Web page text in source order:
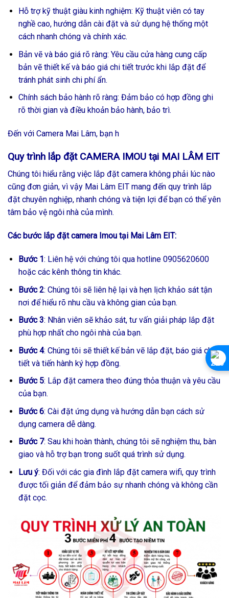
Hỗ trợ kỹ thuật giàu kinh nghiệm: Kỹ thuật viên có tay
nghề cao, hướng dẫn cài đặt và sử dụng hệ thống một
cách nhanh chóng và chính xác.
Bản vẽ và báo giá rõ ràng: Yêu cầu cửa hàng cung cấp
bản vẽ thiết kế và báo giá chi tiết trước khi lắp đặt để
tránh phát sinh chi phí ẩn.
Chính sách bảo hành rõ ràng: Đảm bảo có hợp đồng ghi
rõ thời gian và điều khoản bảo hành, bảo trì.
Đến với Camera Mai Lâm, bạn h
Quy trình lắp đặt CAMERA IMOU tại MAI LÂM EIT
Chúng tôi hiểu rằng việc lắp đặt camera không phải lúc nào
cũng đơn giản, vì vậy Mai Lâm EIT mang đến quy trình lắp
đặt chuyên nghiệp, nhanh chóng và tiện lợi để bạn có thể yên
tâm bảo vệ ngôi nhà của mình.
Các bước lắp đặt camera Imou tại Mai Lâm EIT:
Bước 1: Liên hệ với chúng tôi qua hotline 0905620600
hoặc các kênh thông tin khác.
Bước 2: Chúng tôi sẽ liên hệ lại và hẹn lịch khảo sát tận
nơi để hiểu rõ nhu cầu và không gian của bạn.
Bước 3: Nhân viên sẽ khảo sát, tư vấn giải pháp lắp đặt
phù hợp nhất cho ngôi nhà của bạn.
Bước 4: Chúng tôi sẽ thiết kế bản vẽ lắp đặt, báo giá chi
tiết và tiến hành ký hợp đồng.
Bước 5: Lắp đặt camera theo đúng thỏa thuận và yêu cầu
của bạn.
Bước 6: Cài đặt ứng dụng và hướng dẫn bạn cách sử
dụng camera dễ dàng.
Bước 7: Sau khi hoàn thành, chúng tôi sẽ nghiệm thu, bàn
giao và hỗ trợ bạn trong suốt quá trình sử dụng.
Lưu ý: Đối với các gia đình lắp đặt camera wifi, quy trình
được tối giản để đảm bảo sự nhanh chóng và không cần
đặt cọc.